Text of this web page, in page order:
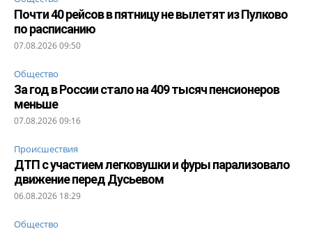
Почти 40 рейсов в пятницу не вылетят из Пулково
по расписанию
07.08.2026 09:50
Общество
За год в России стало на 409 тысяч пенсионеров
меньше
07.08.2026 09:16
Происшествия
ДТП с участием легковушки и фуры парализовало
движение перед Дусьевом
06.08.2026 18:29
Общество